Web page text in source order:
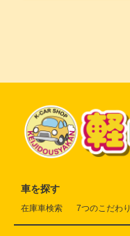
車を探す
在庫車検索 7つのこだわり